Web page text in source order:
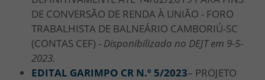
DE CONVERSÃO DE RENDA À UNIÃO - FORO
TRABALHISTA DE BALNEÁRIO CAMBORIÚ-SC
(CONTAS CEF) - Disponibilizado no DEJT em 9-5-
2023.
EDITAL GARIMPO CR N.º 5/2023– PROJETO